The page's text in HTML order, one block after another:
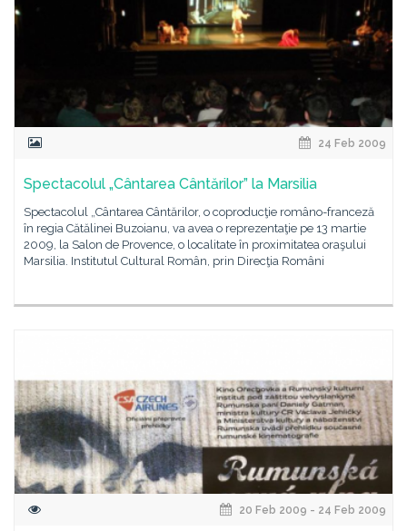
24 Feb 2009
Spectacolul „Cântarea Cântărilor” la Marsilia
Spectacolul „Cântarea Cântărilor, o coproducţie româno-franceză
în regia Cătălinei Buzoianu, va avea o reprezentaţie pe 13 martie
2009, la Salon de Provence, o localitate în proximitatea oraşului
Marsilia. Institutul Cultural Român, prin Direcţia Români
20 Feb 2009 - 24 Feb 2009